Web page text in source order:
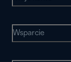
Wsparcie